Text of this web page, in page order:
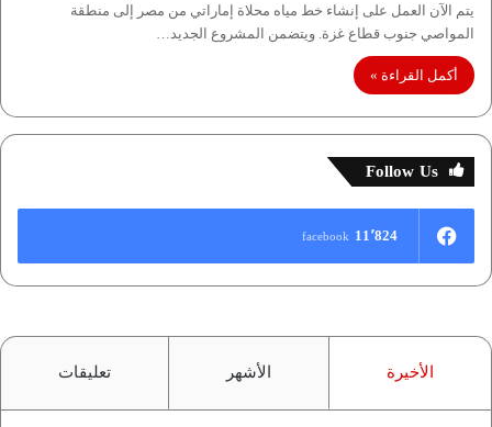
يتم الآن العمل على إنشاء خط مياه محلاة إماراتي من مصر إلى منطقة
المواصي جنوب قطاع غزة. ويتضمن المشروع الجديد…
أكمل القراءة »
Follow Us
11٬824 facebook
الأخيرة الأشهر تعليقات